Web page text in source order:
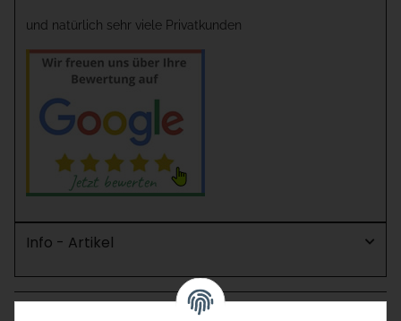
und natürlich sehr viele Privatkunden
Info - Artikel